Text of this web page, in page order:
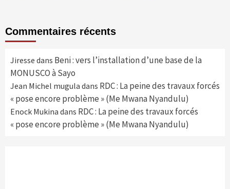
Commentaires récents
Jiresse dans Beni : vers l’installation d’une base de la
MONUSCO à Sayo
Jean Michel mugula dans RDC : La peine des travaux forcés
« pose encore problème » (Me Mwana Nyandulu)
Enock Mukina dans RDC : La peine des travaux forcés
« pose encore problème » (Me Mwana Nyandulu)